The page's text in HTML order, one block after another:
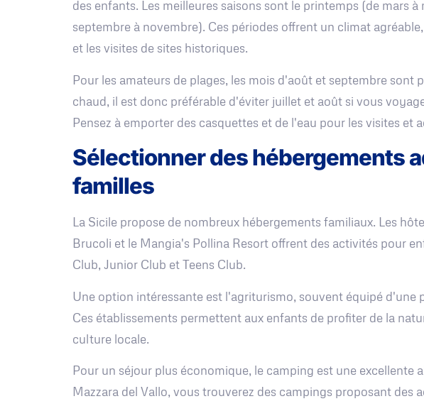
des enfants. Les meilleures saisons sont le printemps (de mars
septembre à novembre). Ces périodes offrent un climat
et les visites de sites historiques.
Pour les amateurs de plages, les mois d'août et septembre sont
chaud, il est donc préférable d'éviter juillet et août si vous
Pensez à emporter des casquettes et de l'eau pour les visites et
Sélectionner des hébergements
familles
La Sicile propose de nombreux hébergements familiaux. Les
Brucoli et le Mangia's Pollina Resort offrent des activités pour
Club, Junior Club et Teens Club.
Une option intéressante est l'agriturismo, souvent équipé d'une
Ces établissements permettent aux enfants de profiter de la
culture locale.
Pour un séjour plus économique, le camping est une excellente
Mazzara del Vallo, vous trouverez des campings proposant des